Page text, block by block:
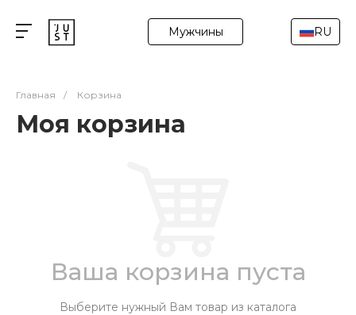
Мужчины RU
Главная / Корзина
Моя корзина
Ваша корзина пуста
Выберите нужный Вам товар из каталога